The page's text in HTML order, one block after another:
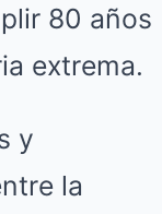
80 años
extrema.
y
la